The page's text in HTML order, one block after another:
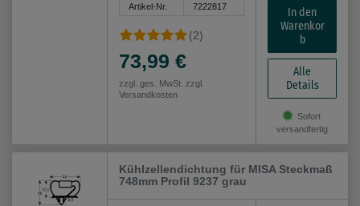
Artikel-Nr. 7222817
(2)
73,99 €
zzgl. ges. MwSt. zzgl.
Versandkosten
In den
Warenkor
b
Alle
Details
Sofort
versandfertig
Kühlzellendichtung für MISA Steckmaß
748mm Profil 9237 grau